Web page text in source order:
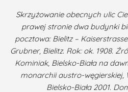
Skrzyżowanie obecnych ulic
prawej stronie dwa budynki
pocztowa: Bielitz –
Grubner, Bielitz. Rok: ok. 1908.
Kominiak, Bielsko-Biała na
monarchii austro-węgierskiej,
Bielsko-Biała 2001.